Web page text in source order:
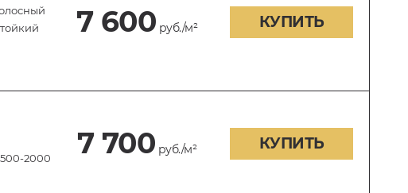
7 600 руб./м² КУПИТЬ
2000 7 700 руб./м² КУПИТЬ